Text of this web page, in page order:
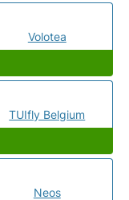
Volotea
TUIfly Belgium
Neos